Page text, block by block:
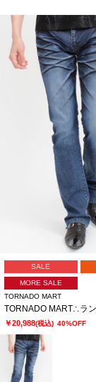
SALE
MORE SALE
TORNADO MART
￥20,988(税込) 40%OFF